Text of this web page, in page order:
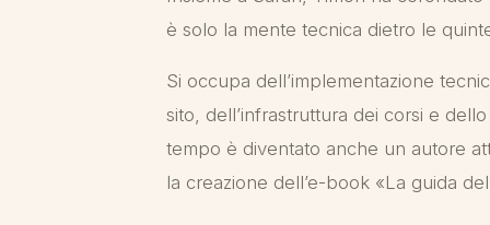
è solo la mente tecnica dietro le
Si occupa dell’implementazione
sito, dell’infrastruttura dei corsi e
tempo è diventato anche un autore
la creazione dell’e-book «La guida